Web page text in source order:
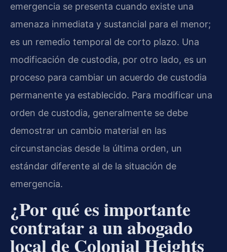
emergencia se presenta cuando existe una
amenaza inmediata y sustancial para el menor;
es un remedio temporal de corto plazo. Una
modificación de custodia, por otro lado, es un
proceso para cambiar un acuerdo de custodia
permanente ya establecido. Para modificar una
orden de custodia, generalmente se debe
demostrar un cambio material en las
circunstancias desde la última orden, un
estándar diferente al de la situación de
emergencia.
¿Por qué es importante
contratar a un abogado
local de Colonial Heights